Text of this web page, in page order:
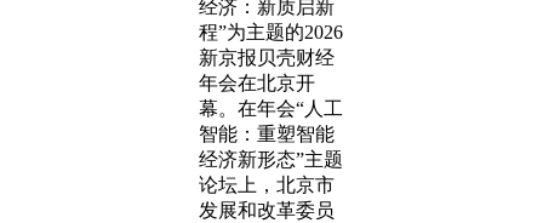
经济：新质启新
程”为主题的2026
新京报贝壳财经
年会在北京开
幕。在年会“人工
智能：重塑智能
经济新形态”主题
论坛上，北京市
发展和改革委员